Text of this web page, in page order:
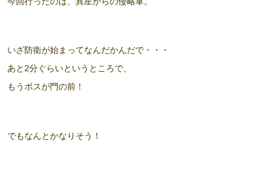
いざ防衛が始まってなんだかんだで・・・
あと2分ぐらいというところで、
もうボスが門の前！
でもなんとかなりそう！